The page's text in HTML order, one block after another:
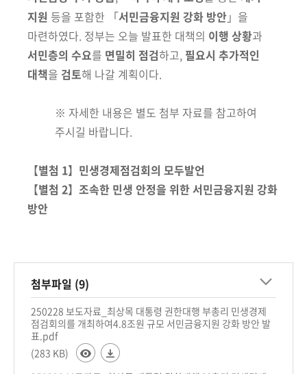
지원 등을 포함한 「서민금융지원 강화 방안」을
마련하였다. 정부는 오늘 발표한 대책의 이행 상황과
서민층의 수요를 면밀히 점검하고, 필요시 추가적인
대책을 검토해 나갈 계획이다.
※ 자세한 내용은 별도 첨부 자료를 참고하여
주시길 바랍니다.
【별첨 1】 민생경제점검회의 모두발언
【별첨 2】 조속한 민생 안정을 위한 서민금융지원 강화
방안
첨부파일 (9)
250228 보도자료_최상목 대통령 권한대행 부총리 민생경제
점검회의를 개최하여4.8조원 규모 서민금융지원 강화 방안 발
표.pdf
(283 KB)